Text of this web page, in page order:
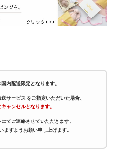
国内配送限定となります。
送サービス をご指定いただいた場合、
ャンセルとなります。
にてご連絡させていただきます。
ますようお願い申し上げます。